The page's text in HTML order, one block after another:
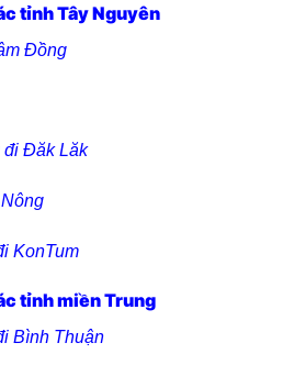
tỉnh Tây Nguyên
Đồng
đi Đăk Lăk
KonTum
tỉnh miền Trung
Bình Thuận